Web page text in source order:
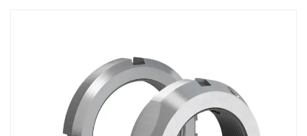
end
of
the
images
gallery